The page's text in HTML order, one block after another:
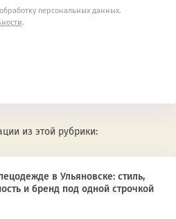
персональных данных.
.
из этой рубрики:
в Ульяновске: стиль,
и бренд под одной строчкой